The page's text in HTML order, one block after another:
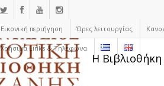
Εικονική περιήγηση Ώρες λειτουργίας
Χρήσιμα Links & Τηλέφωνα
Η